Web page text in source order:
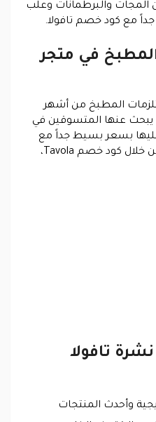
المجات والبرطمانات وعلب
مع كود خصم تافولا.
في متجر
المطبخ من أشهر
يبحث عنها المتسوقين في
بسعر بسيط جداً مع
كود خصم تافولا وخصم رائع من خلال كود خصم Tavola،
تافولا
وأحدث المنتجات